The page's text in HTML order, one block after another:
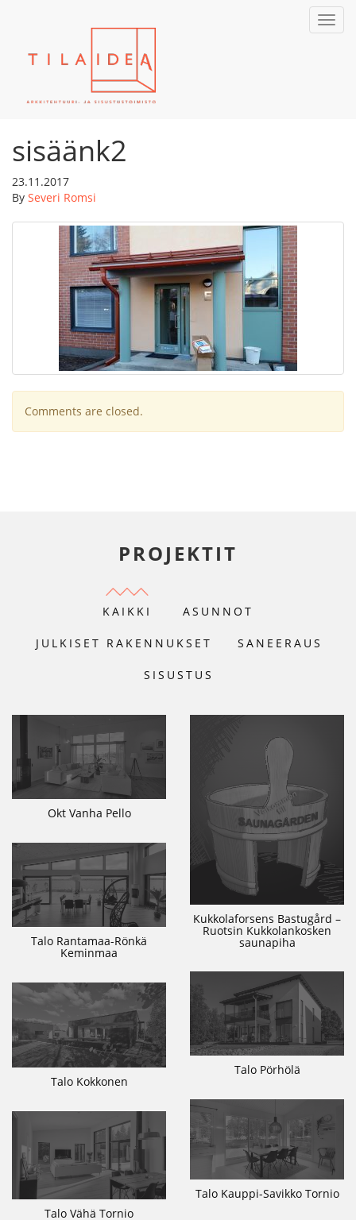
sisäänk2
23.11.2017
By Severi Romsi
Comments are closed.
PROJEKTIT
KAIKKI ASUNNOT
JULKISET RAKENNUKSET SANEERAUS
SISUSTUS
Okt Vanha Pello
Kukkolaforsens Bastugård –
Ruotsin Kukkolankosken
saunapiha
Talo Rantamaa-Rönkä
Keminmaa
Talo Pörhölä
Talo Kokkonen
Talo Kauppi-Savikko Tornio
Talo Vähä Tornio